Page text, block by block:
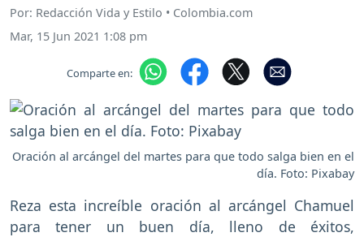
Por: Redacción Vida y Estilo • Colombia.com
Mar, 15 Jun 2021 1:08 pm
Comparte en:
Oración al arcángel del martes para que todo salga bien en el
día. Foto: Pixabay
Reza esta increíble oración al arcángel Chamuel
para tener un buen día, lleno de éxitos,